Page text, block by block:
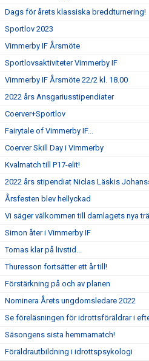
Dags för årets klassiska breddturnering!
Sportlov 2023
Vimmerby IF Årsmöte
Sportlovsaktiviteter Vimmerby IF
Vimmerby IF Årsmöte 22/2 kl. 18.00
2022 års Ansgariusstipendiater
Coerver+Sportlov
Fairytale of Vimmerby IF...
Coerver Skill Day i Vimmerby
Kvalmatch till P17-elit!
2022 års stipendiat Niclas Läskis
Årsfesten blev hellyckad
Vi säger välkommen till damlagets nya
Simon åter i Vimmerby IF
Tomas klar på livstid...
Thuresson fortsätter ett år till!
Förstärkning på och av planen
Nominera Årets ungdomsledare 2022
Se föreläsningen för idrottsföräldrar i
Säsongens sista hemmamatch!
Föräldrautbildning i idrottspsykologi